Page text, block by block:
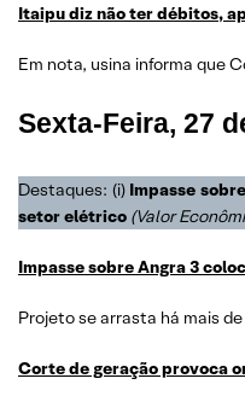
Itaipu diz não ter débitos,
Em nota, usina informa que
Sexta-Feira, 27
Destaques: (i) Impasse
setor elétrico (Valor
Impasse sobre Angra 3
Projeto se arrasta há mais
Corte de geração provoca